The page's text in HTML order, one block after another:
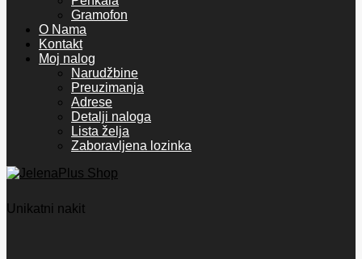
Gramofon
O Nama
Kontakt
Moj nalog
Narudžbine
Preuzimanja
Adrese
Detalji naloga
Lista želja
Zaboravljena lozinka
Unikatni nakit